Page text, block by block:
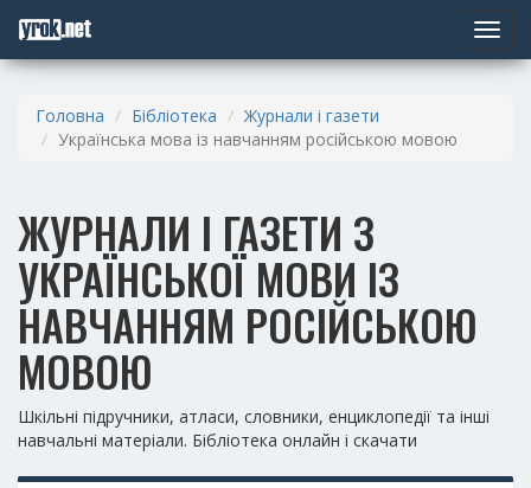
Toggle
Головна Бібліотека
Журнали і газети
Українська мова із навчанням російською мовою
ЖУРНАЛИ І ГАЗЕТИ З
УКРАЇНСЬКОЇ МОВИ ІЗ
НАВЧАННЯМ РОСІЙСЬКОЮ
МОВОЮ
Шкільні підручники, атласи, словники, енциклопедії та інші
навчальні матеріали. Бібліотека онлайн і скачати